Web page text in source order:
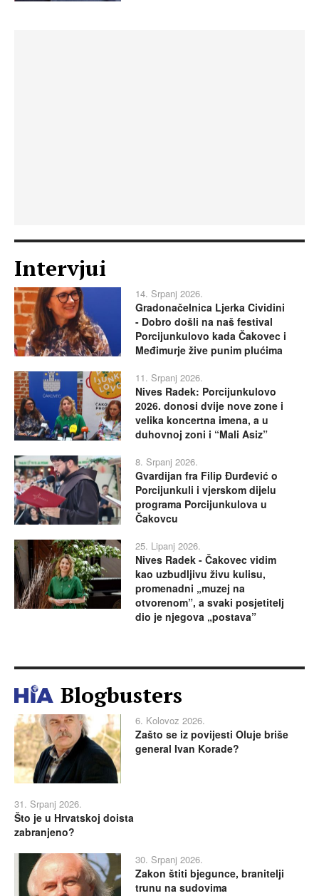
Intervjui
14. Srpanj 2026.
Gradonačelnica Ljerka Cividini
- Dobro došli na naš festival
Porcijunkulovo kada Čakovec i
Međimurje žive punim plućima
11. Srpanj 2026.
Nives Radek: Porcijunkulovo
2026. donosi dvije nove zone i
velika koncertna imena, a u
duhovnoj zoni i “Mali Asiz”
8. Srpanj 2026.
Gvardijan fra Filip Đurđević o
Porcijunkuli i vjerskom dijelu
programa Porcijunkulova u
Čakovcu
25. Lipanj 2026.
Nives Radek - Čakovec vidim
kao uzbudljivu živu kulisu,
promenadni „muzej na
otvorenom”, a svaki posjetitelj
dio je njegova „postava”
Blogbusters
6. Kolovoz 2026.
Zašto se iz povijesti Oluje briše
general Ivan Korade?
31. Srpanj 2026.
Što je u Hrvatskoj doista
zabranjeno?
30. Srpanj 2026.
Zakon štiti bjegunce, branitelji
trunu na sudovima